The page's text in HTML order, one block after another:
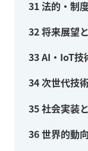
31法的・制
32将来展望
33AI・IoT技
34次世代技
35社会実装
36世界的動